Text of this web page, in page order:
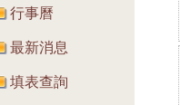
行事曆
最新消息
填表查詢